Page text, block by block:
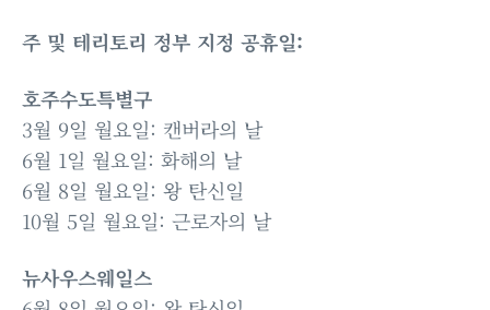
주 및 테리토리 정부 지정 공휴일:
호주수도특별구
3월 9일 월요일: 캔버라의 날
6월 1일 월요일: 화해의 날
6월 8일 월요일: 왕 탄신일
10월 5일 월요일: 근로자의 날
뉴사우스웨일스